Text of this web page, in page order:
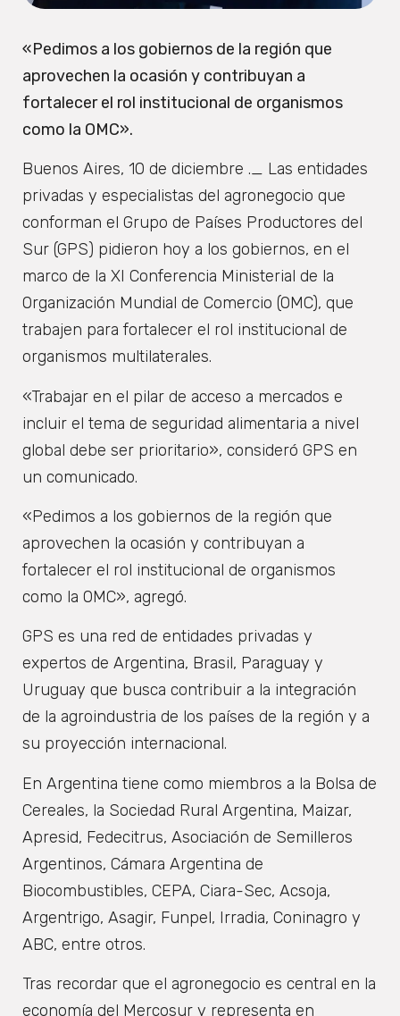
«Pedimos a los gobiernos de la región que
aprovechen la ocasión y contribuyan a
fortalecer el rol institucional de organismos
como la OMC».
Buenos Aires, 10 de diciembre ._ Las entidades
privadas y especialistas del agronegocio que
conforman el Grupo de Países Productores del
Sur (GPS) pidieron hoy a los gobiernos, en el
marco de la XI Conferencia Ministerial de la
Organización Mundial de Comercio (OMC), que
trabajen para fortalecer el rol institucional de
organismos multilaterales.
«Trabajar en el pilar de acceso a mercados e
incluir el tema de seguridad alimentaria a nivel
global debe ser prioritario», consideró GPS en
un comunicado.
«Pedimos a los gobiernos de la región que
aprovechen la ocasión y contribuyan a
fortalecer el rol institucional de organismos
como la OMC», agregó.
GPS es una red de entidades privadas y
expertos de Argentina, Brasil, Paraguay y
Uruguay que busca contribuir a la integración
de la agroindustria de los países de la región y a
su proyección internacional.
En Argentina tiene como miembros a la Bolsa de
Cereales, la Sociedad Rural Argentina, Maizar,
Apresid, Fedecitrus, Asociación de Semilleros
Argentinos, Cámara Argentina de
Biocombustibles, CEPA, Ciara-Sec, Acsoja,
Argentrigo, Asagir, Funpel, Irradia, Coninagro y
ABC, entre otros.
Tras recordar que el agronegocio es central en la
economía del Mercosur y representa en